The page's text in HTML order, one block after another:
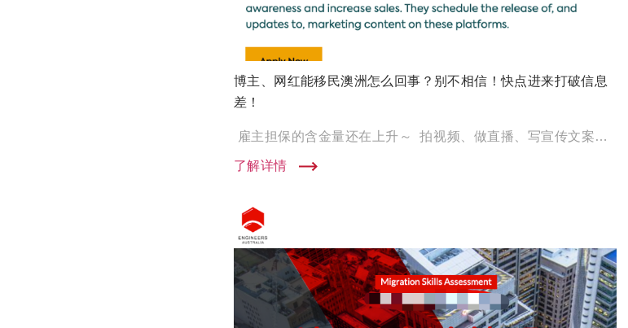
博主、网红能移民澳洲怎么回事？别不相信！快点进来打破信息
差！
雇主担保的含金量还在上升～ 拍视频、做直播、写宣传文案，也能移民澳洲？ 在国内卷成麻花的博主，居然给了上岸 […]
了解详情